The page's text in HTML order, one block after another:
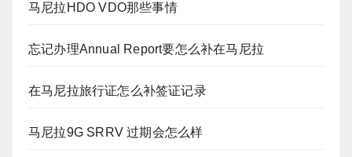
马尼拉HDO VDO那些事情
忘记办理Annual Report要怎么补在马尼拉
在马尼拉旅行证怎么补签证记录
马尼拉9G SRRV 过期会怎么样